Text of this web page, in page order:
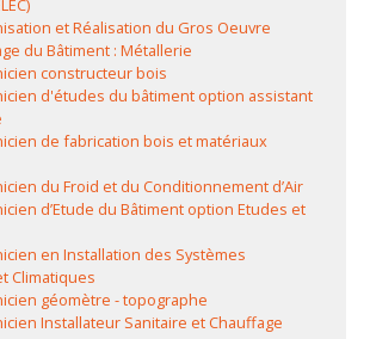
et Réalisation du Gros Oeuvre
du Bâtiment : Métallerie
constructeur bois
d'études du bâtiment option assistant
de fabrication bois et matériaux
du Froid et du Conditionnement d’Air
d’Etude du Bâtiment option Etudes et
en Installation des Systèmes
Climatiques
géomètre - topographe
Installateur Sanitaire et Chauffage